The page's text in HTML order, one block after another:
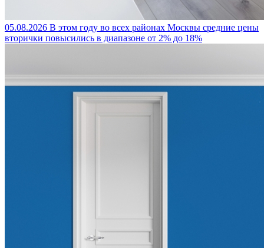
05.08.2026 В этом году во всех районах Москвы средние цены
вторички повысились в диапазоне от 2% до 18%